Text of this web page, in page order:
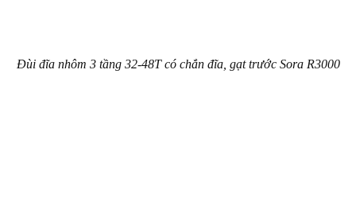
Đùi đĩa nhôm 3 tầng 32-48T có chắn đĩa, gạt trước Sora R3000